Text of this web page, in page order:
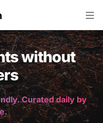
without
Curated daily by